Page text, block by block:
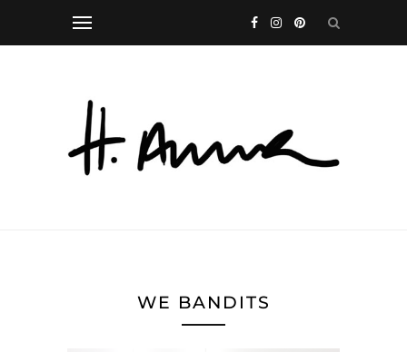
WE BANDITS